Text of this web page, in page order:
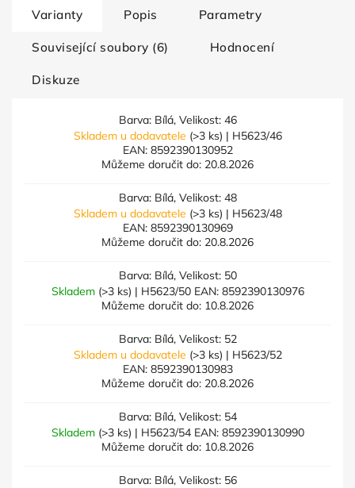
Varianty Popis Parametry
Související soubory (6) Hodnocení
Diskuze
Barva: Bílá, Velikost: 46
Skladem u dodavatele (>3 ks) | H5623/46
EAN: 8592390130952
Můžeme doručit do: 20.8.2026
Barva: Bílá, Velikost: 48
Skladem u dodavatele (>3 ks) | H5623/48
EAN: 8592390130969
Můžeme doručit do: 20.8.2026
Barva: Bílá, Velikost: 50
Skladem (>3 ks) | H5623/50 EAN: 8592390130976
Můžeme doručit do: 10.8.2026
Barva: Bílá, Velikost: 52
Skladem u dodavatele (>3 ks) | H5623/52
EAN: 8592390130983
Můžeme doručit do: 20.8.2026
Barva: Bílá, Velikost: 54
Skladem (>3 ks) | H5623/54 EAN: 8592390130990
Můžeme doručit do: 10.8.2026
Barva: Bílá, Velikost: 56